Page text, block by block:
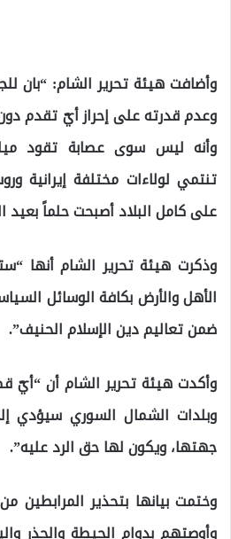
وأضافت هيئة تحرير الشام: “بان
وعدم قدرته على إحراز أيّ تقدم
وأنه ليس سوى عصابة تقود
تنتمي لولاءات مختلفة إيرانية
على كامل البلاد أصبحت حلماً بعيد
وذكرت هيئة تحرير الشام أنها
الأهل والأرض بكافة الوسائل
ضمن تعاليم دين الإسلام الحنيف”.
وأكدت هيئة تحرير الشام أن “أيّ
وبلدات الشمال السوري سيؤدي
جهتها، ويكون لها حق الرد عليه”.
وختمت بيانها بتحذير المرابطين
وأوصتهم بدوام الحيطة والحذر